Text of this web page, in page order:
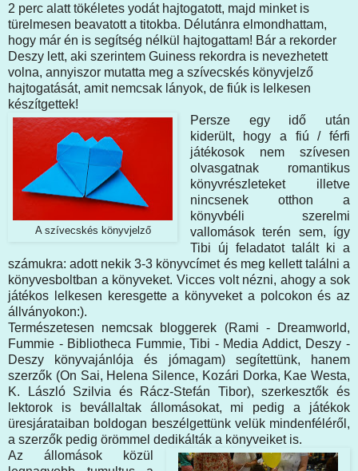
2 perc alatt tökéletes yodát hajtogatott, majd minket is
türelmesen beavatott a titokba. Délutánra elmondhattam,
hogy már én is segítség nélkül hajtogattam! Bár a rekorder
Deszy lett, aki szerintem Guiness rekordra is nevezhetett
volna, annyiszor mutatta meg a szívecskés könyvjelző
hajtogatását, amit nemcsak lányok, de fiúk is lelkesen
készítgettek!
A szívecskés könyvjelző
Persze egy idő után
kiderült, hogy a fiú / férfi
játékosok nem szívesen
olvasgatnak romantikus
könyvrészleteket illetve
nincsenek otthon a
könyvbéli szerelmi
vallomások terén sem, így
Tibi új feladatot talált ki a
számukra: adott nekik 3-3 könyvcímet és meg kellett találni a
könyvesboltban a könyveket. Vicces volt nézni, ahogy a sok
játékos lelkesen keresgette a könyveket a polcokon és az
állványokon:).
Természetesen nemcsak bloggerek (Rami - Dreamworld,
Fummie - Bibliotheca Fummie, Tibi - Media Addict, Deszy -
Deszy könyvajánlója és jómagam) segítettünk, hanem
szerzők (On Sai, Helena Silence, Kozári Dorka, Kae Westa,
K. László Szilvia és Rácz-Stefán Tibor), szerkesztők és
lektorok is bevállaltak állomásokat, mi pedig a játékok
üresjárataiban boldogan beszélgettünk velük mindenféléről,
a szerzők pedig örömmel dedikálták a könyveiket is.
Az állomások közül